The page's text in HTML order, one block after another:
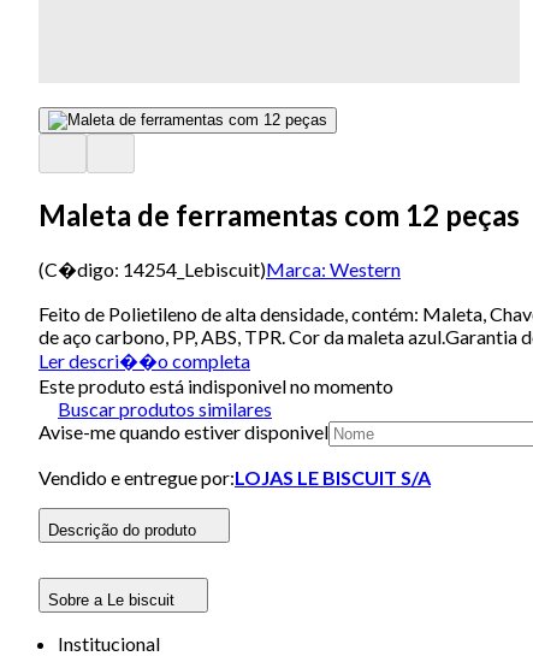
Maleta de ferramentas com 12 peças
(C�digo: 14254_Lebiscuit)Marca: Western
Feito de Polietileno de alta densidade, contém: Maleta,
de aço carbono, PP, ABS, TPR. Cor da maleta
Ler descri��o completa
Este produto está indisponivel no momento
Buscar produtos similares
Avise-me quando estiver disponivel
Vendido e entregue por:LOJAS LE BISCUIT S/A
Descrição do produto
Sobre a Le biscuit
Institucional